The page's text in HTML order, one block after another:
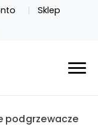
Sklep
podgrzewacze